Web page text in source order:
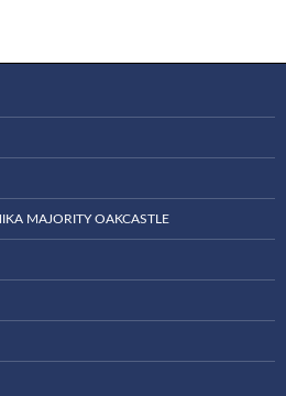
MAJORITY OAKCASTLE